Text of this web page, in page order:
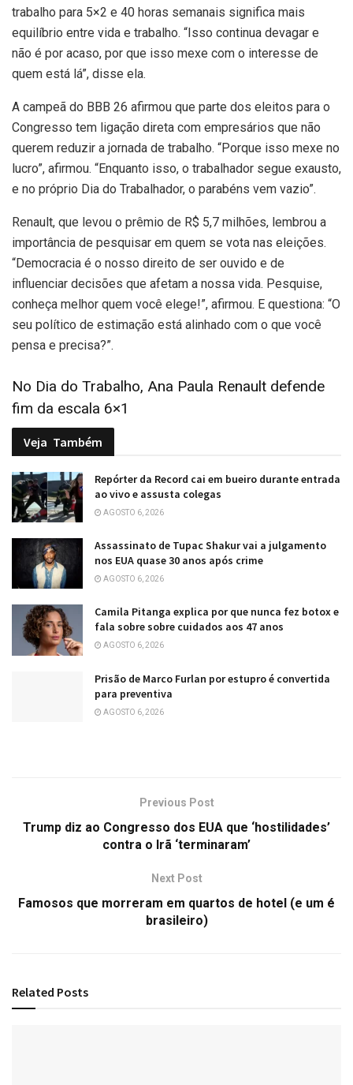
trabalho para 5×2 e 40 horas semanais significa mais
equilíbrio entre vida e trabalho. “Isso continua devagar e
não é por acaso, por que isso mexe com o interesse de
quem está lá”, disse ela.
A campeã do BBB 26 afirmou que parte dos eleitos para o
Congresso tem ligação direta com empresários que não
querem reduzir a jornada de trabalho. “Porque isso mexe no
lucro”, afirmou. “Enquanto isso, o trabalhador segue exausto,
e no próprio Dia do Trabalhador, o parabéns vem vazio”.
Renault, que levou o prêmio de R$ 5,7 milhões, lembrou a
importância de pesquisar em quem se vota nas eleições.
“Democracia é o nosso direito de ser ouvido e de
influenciar decisões que afetam a nossa vida. Pesquise,
conheça melhor quem você elege!”, afirmou. E questiona: “O
seu político de estimação está alinhado com o que você
pensa e precisa?”.
No Dia do Trabalho, Ana Paula Renault defende
fim da escala 6×1
Veja Também
Repórter da Record cai em bueiro durante entrada
ao vivo e assusta colegas
AGOSTO 6, 2026
Assassinato de Tupac Shakur vai a julgamento
nos EUA quase 30 anos após crime
AGOSTO 6, 2026
Camila Pitanga explica por que nunca fez botox e
fala sobre sobre cuidados aos 47 anos
AGOSTO 6, 2026
Prisão de Marco Furlan por estupro é convertida
para preventiva
AGOSTO 6, 2026
Previous Post
Trump diz ao Congresso dos EUA que ‘hostilidades’
contra o Irã ‘terminaram’
Next Post
Famosos que morreram em quartos de hotel (e um é
brasileiro)
Related Posts